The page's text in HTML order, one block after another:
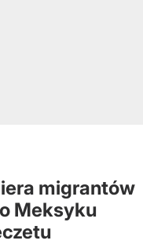
migrantów
Meksyku